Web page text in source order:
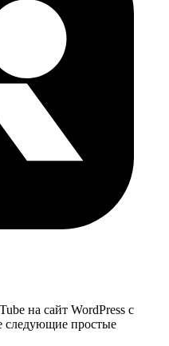
на сайт WordPress с
простые